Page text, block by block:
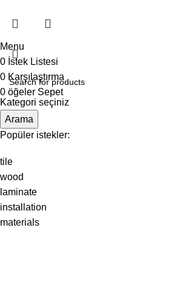
Kategori seçiniz
Arama
Popüler istekler:
tile
wood
laminate
installation
materials
Menu
0 İstek Listesi
0 Karşılaştırma
0 öğeler Sepet